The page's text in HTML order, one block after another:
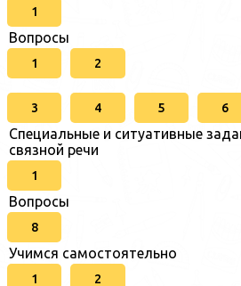
1
Вопросы
1 2
3 4 5 6
Специальные и ситуативные
связной речи
1
Вопросы
8
Учимся самостоятельно
1 2